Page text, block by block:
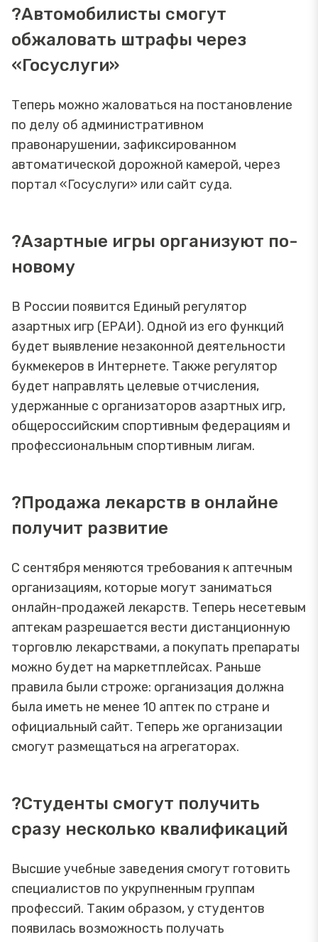
?Автомобилисты смогут
обжаловать штрафы через
«Госуслуги»
Теперь можно жаловаться на постановление
по делу об административном
правонарушении, зафиксированном
автоматической дорожной камерой, через
портал «Госуслуги» или сайт суда.
?Азартные игры организуют по-
новому
В России появится Единый регулятор
азартных игр (ЕРАИ). Одной из его функций
будет выявление незаконной деятельности
букмекеров в Интернете. Также регулятор
будет направлять целевые отчисления,
удержанные с организаторов азартных игр,
общероссийским спортивным федерациям и
профессиональным спортивным лигам.
?Продажа лекарств в онлайне
получит развитие
С сентября меняются требования к аптечным
организациям, которые могут заниматься
онлайн-продажей лекарств. Теперь несетевым
аптекам разрешается вести дистанционную
торговлю лекарствами, а покупать препараты
можно будет на маркетплейсах. Раньше
правила были строже: организация должна
была иметь не менее 10 аптек по стране и
официальный сайт. Теперь же организации
смогут размещаться на агрегаторах.
?Студенты смогут получить
сразу несколько квалификаций
Высшие учебные заведения смогут готовить
специалистов по укрупненным группам
профессий. Таким образом, у студентов
появилась возможность получать